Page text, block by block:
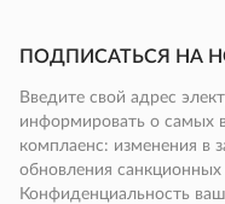
ПОДПИСАТЬСЯ НА
Введите свой адрес
информировать о самых
комплаенс: изменения в
обновления санкционных
Конфиденциальность